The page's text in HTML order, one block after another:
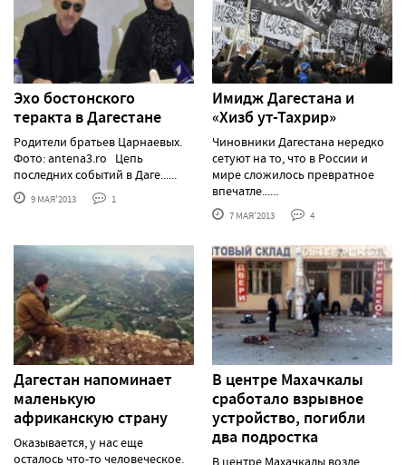
Эхо бостонского
теракта в Дагестане
Родители братьев Царнаевых.
Фото: antena3.ro Цепь
последних событий в Даге......
9 МАЯ'2013 1
Имидж Дагестана и
«Хизб ут-Тахрир»
Чиновники Дагестана нередко
сетуют на то, что в России и
мире сложилось превратное
впечатле......
7 МАЯ'2013 4
Дагестан напоминает
маленькую
африканскую страну
Оказывается, у нас еще
осталось что-то человеческое.
В центре Махачкалы
сработало взрывное
устройство, погибли
два подростка
В центре Махачкалы возле